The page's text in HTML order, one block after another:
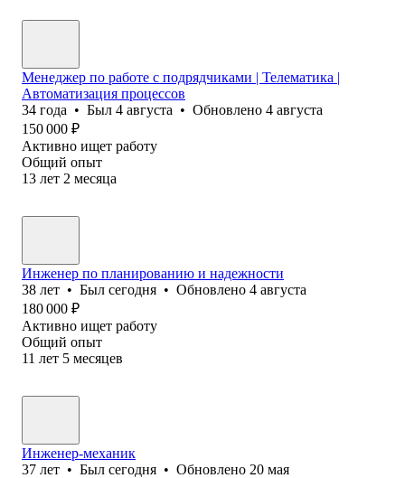
Менеджер по работе с подрядчиками | Телематика |
Автоматизация процессов
34 года • Был 4 августа • Обновлено 4 августа
150 000 ₽
Активно ищет работу
Общий опыт
13 лет 2 месяца
Инженер по планированию и надежности
38 лет • Был сегодня • Обновлено 4 августа
180 000 ₽
Активно ищет работу
Общий опыт
11 лет 5 месяцев
Инженер-механик
37 лет • Был сегодня • Обновлено 20 мая